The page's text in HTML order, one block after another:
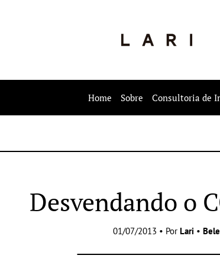
Home Sobre Consultoria de
Desvendando o
01/07/2013 • Por Lari •